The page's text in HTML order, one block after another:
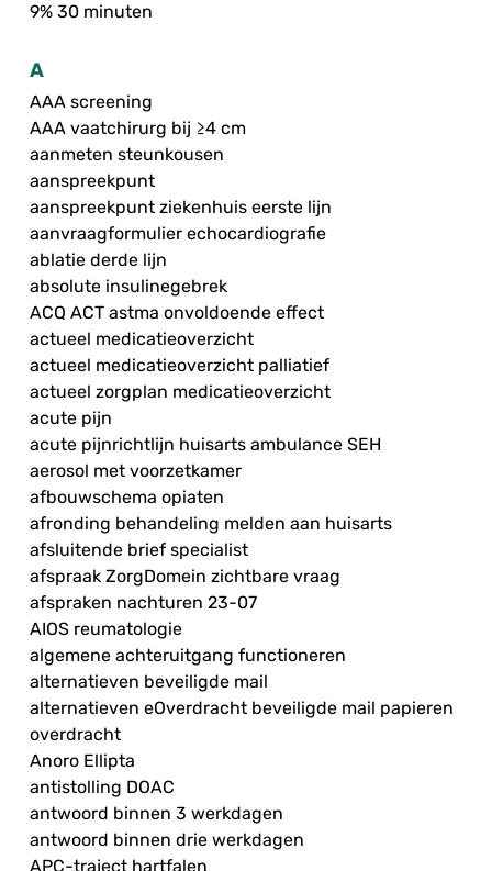
9% 30 minuten
A
AAA screening
AAA vaatchirurg bij ≥4 cm
aanmeten steunkousen
aanspreekpunt
aanspreekpunt ziekenhuis eerste lijn
aanvraagformulier echocardiografie
ablatie derde lijn
absolute insulinegebrek
ACQ ACT astma onvoldoende effect
actueel medicatieoverzicht
actueel medicatieoverzicht palliatief
actueel zorgplan medicatieoverzicht
acute pijn
acute pijnrichtlijn huisarts ambulance SEH
aerosol met voorzetkamer
afbouwschema opiaten
afronding behandeling melden aan huisarts
afsluitende brief specialist
afspraak ZorgDomein zichtbare vraag
afspraken nachturen 23-07
AIOS reumatologie
algemene achteruitgang functioneren
alternatieven beveiligde mail
alternatieven eOverdracht beveiligde mail papieren
overdracht
Anoro Ellipta
antistolling DOAC
antwoord binnen 3 werkdagen
antwoord binnen drie werkdagen
APC-traject hartfalen